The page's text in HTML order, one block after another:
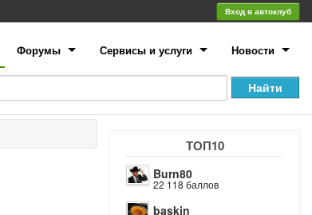
Вход в автоклуб
Форумы Сервисы и услуги Новости
ТОП10
Burn80
22 118 баллов
baskin